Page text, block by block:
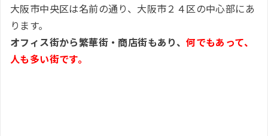
大阪市中央区は名前の通り、大阪市２４区の中心部にあ
ります。
オフィス街から繁華街・商店街もあり、何でもあって、
人も多い街です。